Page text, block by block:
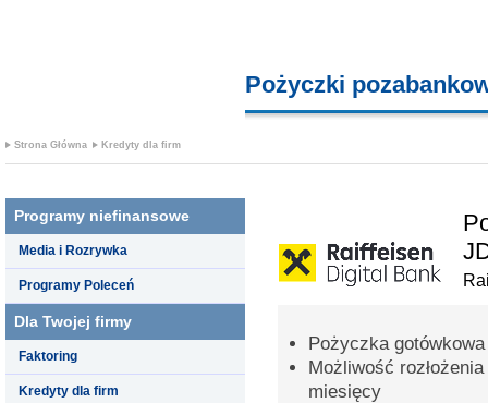
Pożyczki
Strona Główna Kredyty dla firm
Programy niefinansowe
Media i Rozrywka
Programy Poleceń
Dla Twojej firmy
Faktoring
Kredyty dla firm
Pożyczka
Możliwość
miesięcy